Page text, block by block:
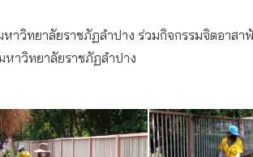
วิทยาลัยราชภัฏลำปาง ร่วมกิจกรรมจิตอาส
หาวิทยาลัยราชภัฏลำปาง